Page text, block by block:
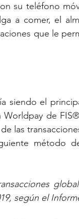
su teléfono
a comer, el
que le
siendo el
de
las
método
según el